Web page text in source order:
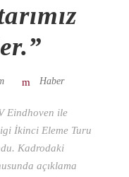
Haber
Eindhoven ile
İkinci Eleme Turu
Kadrodaki
açıklama